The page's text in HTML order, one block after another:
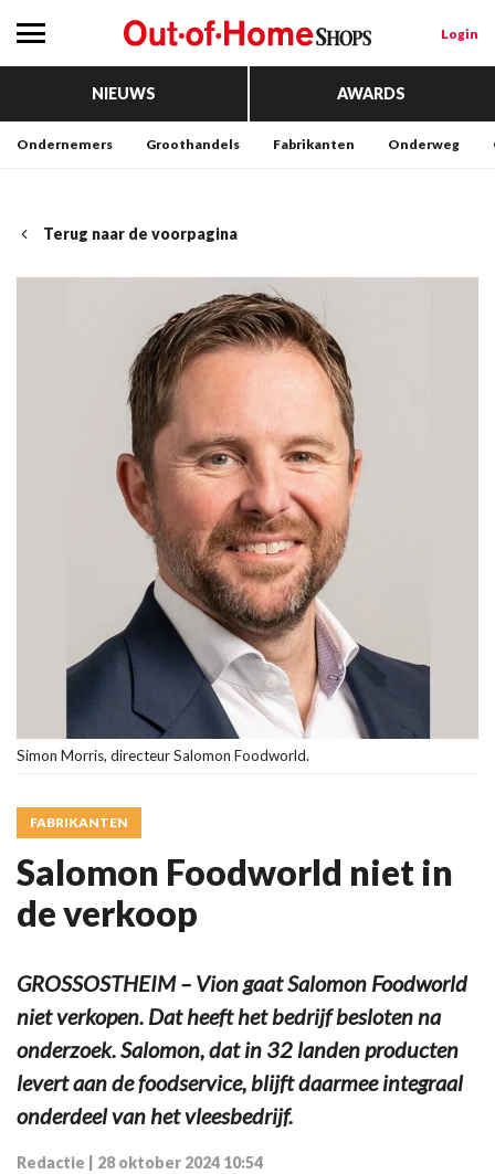
Login
NIEUWS AWARDS
Ondernemers Groothandels Fabrikanten Onderweg
Terug naar de voorpagina
Simon Morris, directeur Salomon Foodworld.
FABRIKANTEN
Salomon Foodworld niet in
de verkoop
GROSSOSTHEIM – Vion gaat Salomon Foodworld
niet verkopen. Dat heeft het bedrijf besloten na
onderzoek. Salomon, dat in 32 landen producten
levert aan de foodservice, blijft daarmee integraal
onderdeel van het vleesbedrijf.
Redactie 28 oktober 2024 10:54